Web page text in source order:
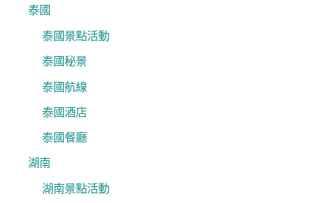
泰國
泰國景點活動
泰國秘景
泰國航線
泰國酒店
泰國餐廳
湖南
湖南景點活動